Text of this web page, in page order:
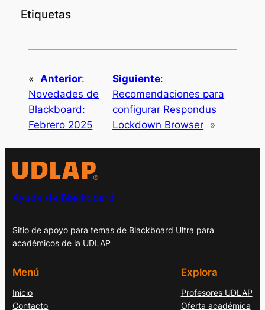
Etiquetas
« Anterior:
Novedades de
Blackboard:
Febrero 2025
Siguiente:
Recomendaciones para
configurar Respondus
Lockdown Browser »
Ayuda de Blackboard
Sitio de apoyo para temas de Blackboard Ultra para
académicos de la UDLAP
Menú
Inicio
Contacto
Explora
Profesores UDLAP
Oferta académica